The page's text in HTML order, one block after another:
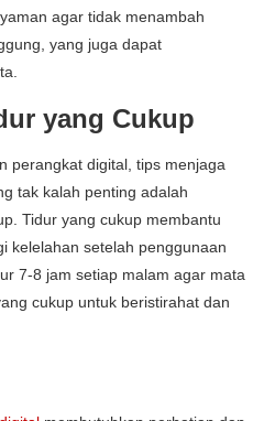
agar tidak menambah
yang juga dapat
yang Cukup
perangkat digital, tips menjaga
tak kalah penting adalah
Tidur yang cukup membantu
kelelahan setelah penggunaan
7-8 jam setiap malam agar mata
cukup untuk beristirahat dan